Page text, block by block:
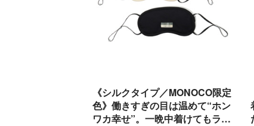
《シルクタイプ／MONOCO限定
色》働きすぎの目は温めて“ホン
ワカ幸せ”。一晩中着けてもラ…